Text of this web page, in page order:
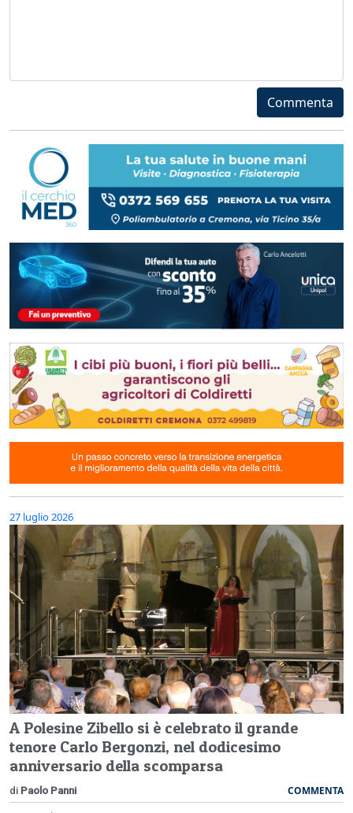
Commenta
27 luglio 2026
A Polesine Zibello si è celebrato il grande
tenore Carlo Bergonzi, nel dodicesimo
anniversario della scomparsa
di Paolo Panni COMMENTA